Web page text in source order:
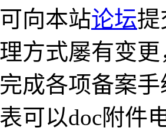
向本站论坛提
方式屡有变
成各项备案
可以doc附件